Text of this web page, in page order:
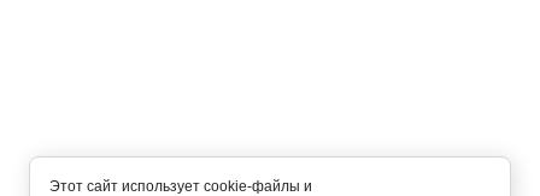
Этот сайт использует cookie-файлы и